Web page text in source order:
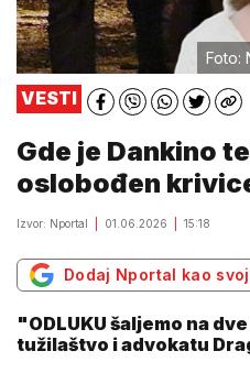
Foto:
VESTI
Gde je Dankino
oslobođen
Izvor: Nportal 01.06.2026 15:18
Dodaj Nportal kao
"ODLUKU šaljemo na
tužilaštvo i advokatu